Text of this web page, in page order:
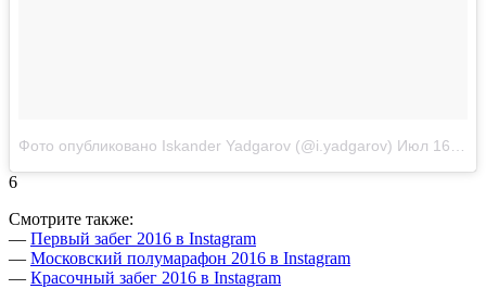
Фото опубликовано Iskander Yadgarov (@i.yadgarov) Июл 16 2016 в 2:19 PDT
6
Смотрите также:
— Первый забег 2016 в Instagram
— Московский полумарафон 2016 в Instagram
— Красочный забег 2016 в Instagram